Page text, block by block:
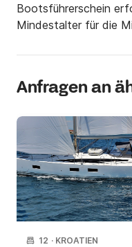
Bootsführerschein
Mindestalter für die
Anfragen an
12 · KROATIEN